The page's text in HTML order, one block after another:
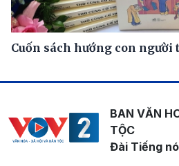
Cuốn sách hướng con người
BAN VĂN
TỘC
Đài Tiếng